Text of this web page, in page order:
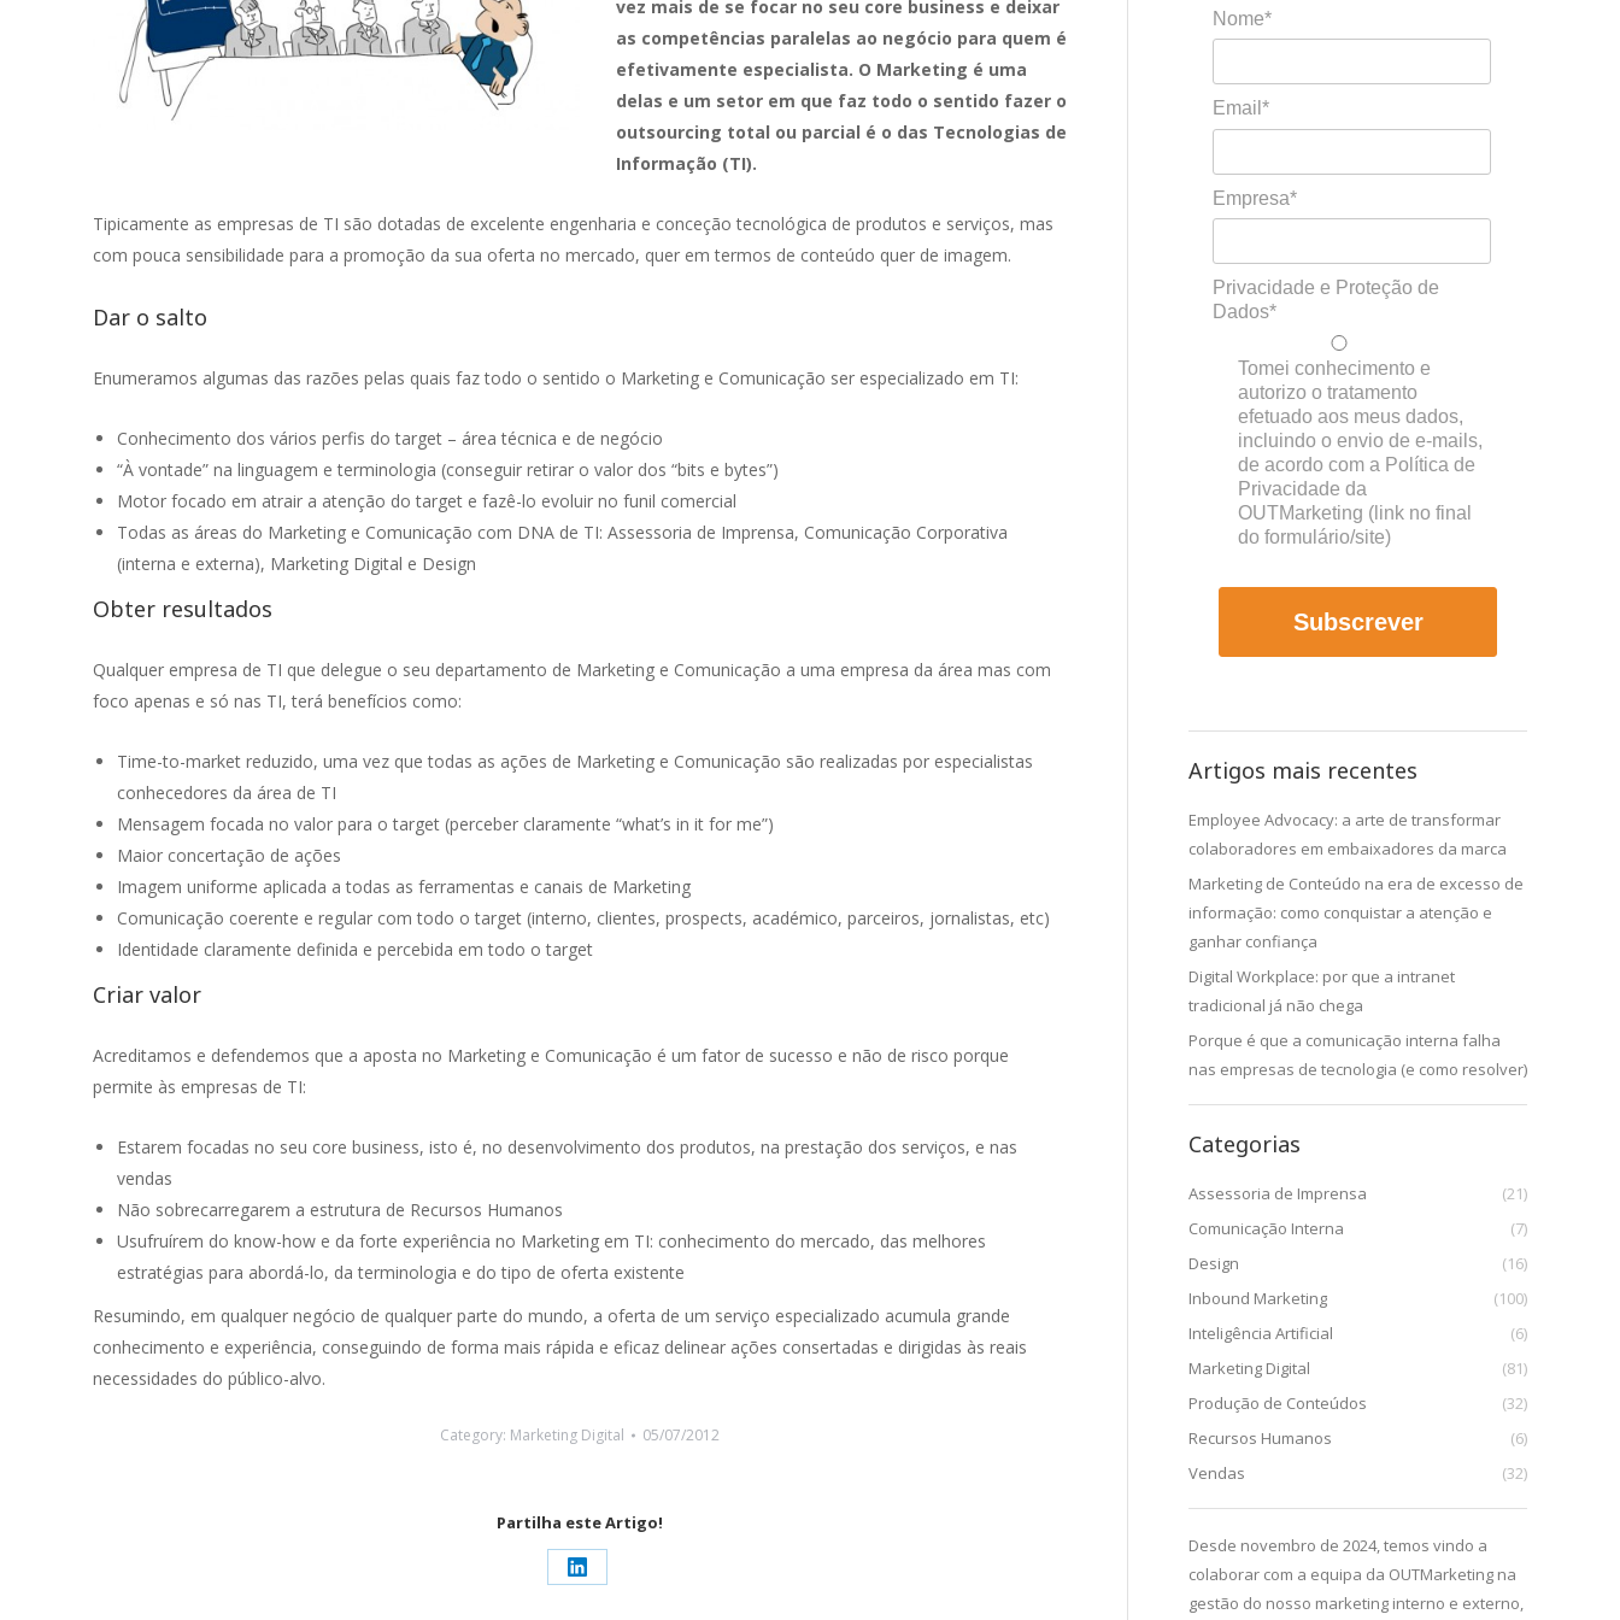
vez mais de se focar no seu core business e deixar
as competências paralelas ao negócio para quem é
efetivamente especialista. O Marketing é uma
delas e um setor em que faz todo o sentido fazer o
outsourcing total ou parcial é o das Tecnologias de
Informação (TI).
Tipicamente as empresas de TI são dotadas de excelente engenharia e conceção tecnológica de produtos e serviços, mas
com pouca sensibilidade para a promoção da sua oferta no mercado, quer em termos de conteúdo quer de imagem.
Dar o salto
Enumeramos algumas das razões pelas quais faz todo o sentido o Marketing e Comunicação ser especializado em TI:
Conhecimento dos vários perfis do target – área técnica e de negócio
“À vontade” na linguagem e terminologia (conseguir retirar o valor dos “bits e bytes”)
Motor focado em atrair a atenção do target e fazê-lo evoluir no funil comercial
Todas as áreas do Marketing e Comunicação com DNA de TI: Assessoria de Imprensa, Comunicação Corporativa
(interna e externa), Marketing Digital e Design
Obter resultados
Qualquer empresa de TI que delegue o seu departamento de Marketing e Comunicação a uma empresa da área mas com
foco apenas e só nas TI, terá benefícios como:
Time-to-market reduzido, uma vez que todas as ações de Marketing e Comunicação são realizadas por especialistas
conhecedores da área de TI
Mensagem focada no valor para o target (perceber claramente “what’s in it for me”)
Maior concertação de ações
Imagem uniforme aplicada a todas as ferramentas e canais de Marketing
Comunicação coerente e regular com todo o target (interno, clientes, prospects, académico, parceiros, jornalistas, etc)
Identidade claramente definida e percebida em todo o target
Criar valor
Acreditamos e defendemos que a aposta no Marketing e Comunicação é um fator de sucesso e não de risco porque
permite às empresas de TI:
Estarem focadas no seu core business, isto é, no desenvolvimento dos produtos, na prestação dos serviços, e nas
vendas
Não sobrecarregarem a estrutura de Recursos Humanos
Usufruírem do know-how e da forte experiência no Marketing em TI: conhecimento do mercado, das melhores
estratégias para abordá-lo, da terminologia e do tipo de oferta existente
Resumindo, em qualquer negócio de qualquer parte do mundo, a oferta de um serviço especializado acumula grande
conhecimento e experiência, conseguindo de forma mais rápida e eficaz delinear ações consertadas e dirigidas às reais
necessidades do público-alvo.
Category: Marketing Digital 05/07/2012
Partilha este Artigo!
Share
Nome*
Email*
Empresa*
Privacidade e Proteção de
Dados*
Tomei conhecimento e
autorizo o tratamento
efetuado aos meus dados,
incluindo o envio de e-mails,
de acordo com a Política de
Privacidade da
OUTMarketing (link no final
do formulário/site)
Subscrever
Artigos mais recentes
Employee Advocacy: a arte de transformar
colaboradores em embaixadores da marca
Marketing de Conteúdo na era de excesso de
informação: como conquistar a atenção e
ganhar confiança
Digital Workplace: por que a intranet
tradicional já não chega
Porque é que a comunicação interna falha
nas empresas de tecnologia (e como resolver)
Categorias
Assessoria de Imprensa
(21)
Comunicação Interna
(7)
Design
(16)
Inbound Marketing
(100)
Inteligência Artificial
(6)
Marketing Digital
(81)
Produção de Conteúdos
(32)
Recursos Humanos
(6)
Vendas
(32)
A opção de escolher trabalhar com uma
equipa de Marketing externa tem sido uma
Desde novembro de 2024, temos vindo a
colaborar com a equipa da OUTMarketing na
gestão do nosso marketing interno e externo,